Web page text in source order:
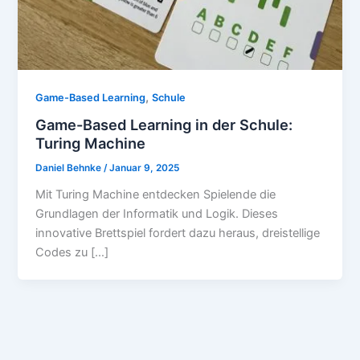
Game-Based Learning,Schule
Game-Based Learning in der Schule:
Turing Machine
Daniel Behnke/Januar 9, 2025
Mit Turing Machine entdecken Spielende die
Grundlagen der Informatik und Logik. Dieses
innovative Brettspiel fordert dazu heraus, dreistellige
Codes zu […]